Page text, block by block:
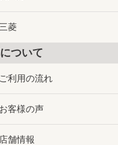
三菱
ついて
ご利用の流れ
お客様の声
店舗情報